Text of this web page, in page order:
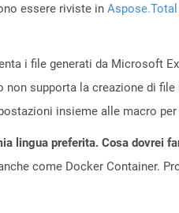
essere riviste in
i file generati da Microsoft
supporta la creazione di
insieme alle macro
lingua preferita. Cosa dovrei
come Docker Container.